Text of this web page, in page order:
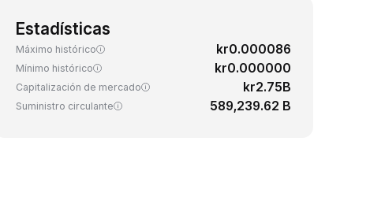
Estadísticas
Máximo histórico kr0.000086
Mínimo histórico kr0.000000
Capitalización de mercado kr2.75B
Suministro circulante 589,239.62 B